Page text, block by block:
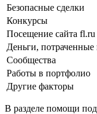
Безопасные сделки
Конкурсы
Посещение сайта fl.ru
Деньги, потраченные
Сообщества
Работы в портфолио
Другие факторы
В разделе помощи